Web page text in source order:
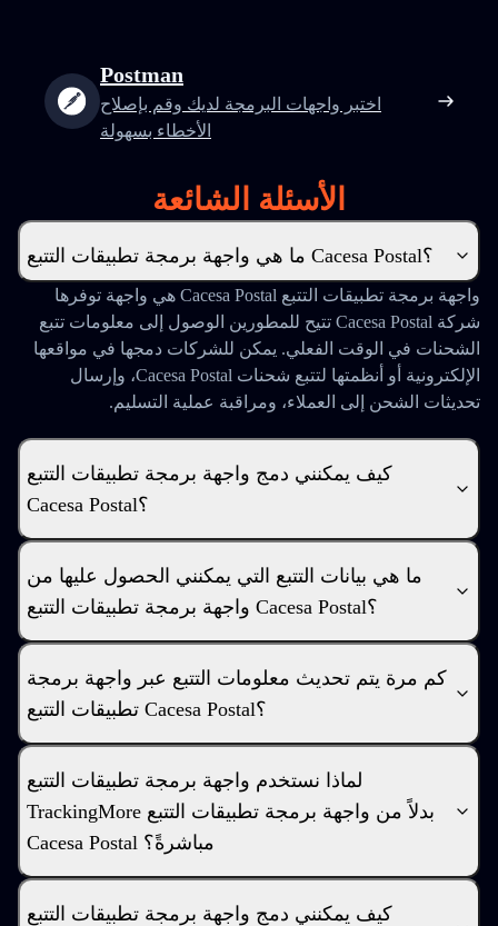
Postman
اختبر واجهات البرمجة لديك وقم بإصلاح
الأخطاء بسهولة
الأسئلة الشائعة
ما هي واجهة برمجة تطبيقات التتبع Cacesa Postal؟
واجهة برمجة تطبيقات التتبع Cacesa Postal هي واجهة توفرها
شركة Cacesa Postal تتيح للمطورين الوصول إلى معلومات تتبع
الشحنات في الوقت الفعلي. يمكن للشركات دمجها في مواقعها
الإلكترونية أو أنظمتها لتتبع شحنات Cacesa Postal، وإرسال
تحديثات الشحن إلى العملاء، ومراقبة عملية التسليم.
كيف يمكنني دمج واجهة برمجة تطبيقات التتبع
Cacesa Postal؟
ما هي بيانات التتبع التي يمكنني الحصول عليها من
واجهة برمجة تطبيقات التتبع Cacesa Postal؟
كم مرة يتم تحديث معلومات التتبع عبر واجهة برمجة
تطبيقات التتبع Cacesa Postal؟
لماذا نستخدم واجهة برمجة تطبيقات التتبع
TrackingMore بدلاً من واجهة برمجة تطبيقات التتبع
Cacesa Postal مباشرةً؟
كيف يمكنني دمج واجهة برمجة تطبيقات التتبع